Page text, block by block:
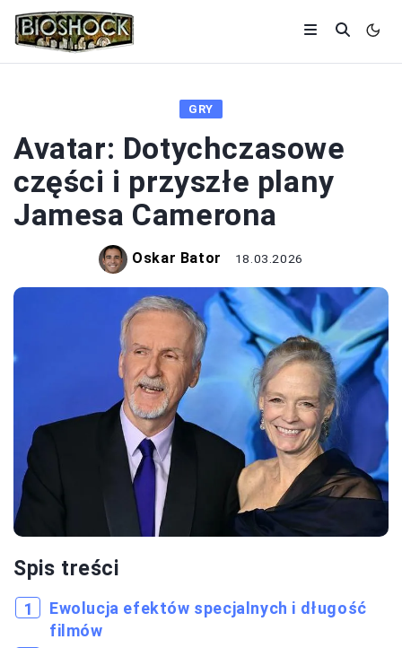
GRY
Avatar: Dotychczasowe
części i przyszłe plany
Jamesa Camerona
Oskar Bator 18.03.2026
Spis treści
Ewolucja efektów specjalnych i długość
filmów